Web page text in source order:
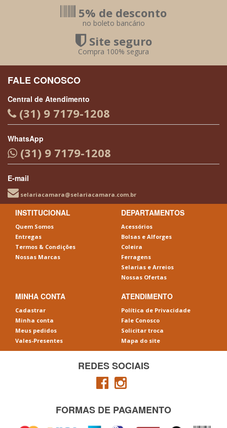
5% de desconto
no boleto bancário
Site seguro
Compra 100% segura
FALE CONOSCO
Central de Atendimento
(31) 9 7179-1208
WhatsApp
(31) 9 7179-1208
E-mail
selariacamara@selariacamara.com.br
INSTITUCIONAL
Quem Somos
Entregas
Termos & Condições
Nossas Marcas
DEPARTAMENTOS
Acessórios
Bolsas e Alforges
Coleira
Ferragens
Selarias e Arreios
Nossas Ofertas
MINHA CONTA
Cadastrar
Minha conta
Meus pedidos
Vales-Presentes
ATENDIMENTO
Política de Privacidade
Fale Conosco
Solicitar troca
Mapa do site
REDES SOCIAIS
FORMAS DE PAGAMENTO